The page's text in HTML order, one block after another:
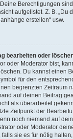
Berechtigungen
aufgelistet. Z. B. „Du
erstellen“ usw.
bearbeiten oder
oder Moderator bist,
Du kannst einen
für den
begrenzten Zeitraum
auf deinen Beitrag
als überarbeitet
Zeitpunkt der
noch niemand auf
oder Moderator
sie es für nötig